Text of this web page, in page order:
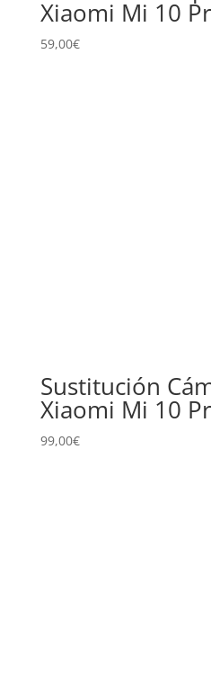
Xiaomi Mi 10
59,00€
Sustitución
Xiaomi Mi 10
99,00€